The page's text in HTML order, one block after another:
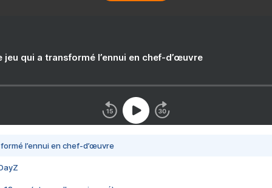
jeu qui a transformé l’ennui en chef-d’œuvre
l’ennui en chef-d’œuvre